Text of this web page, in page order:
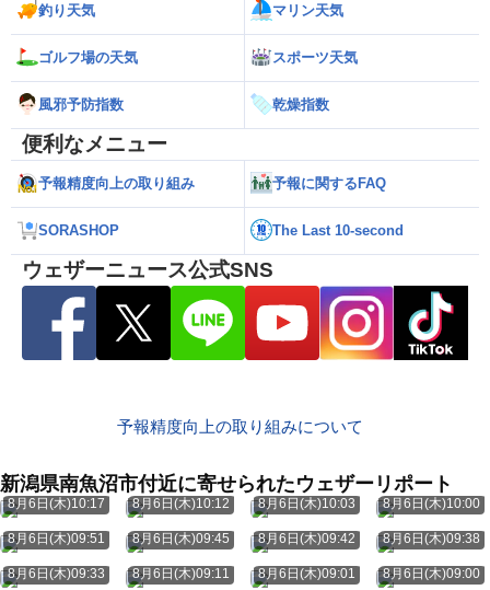
釣り天気 マリン天気
ゴルフ場の天気 スポーツ天気
風邪予防指数 乾燥指数
便利なメニュー
予報精度向上の取り組み 予報に関するFAQ
SORASHOP The Last 10-second
ウェザーニュース公式SNS
予報精度向上の取り組みについて
新潟県南魚沼市付近に寄せられたウェザーリポート
8月6日(木)10:17 8月6日(木)10:12 8月6日(木)10:03 8月6日(木)10:00
8月6日(木)09:51 8月6日(木)09:45 8月6日(木)09:42 8月6日(木)09:38
8月6日(木)09:33 8月6日(木)09:11 8月6日(木)09:01 8月6日(木)09:00